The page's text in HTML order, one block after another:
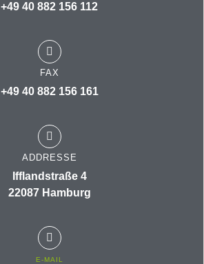
+49 40 882 156 112
FAX
+49 40 882 156 161
ADDRESSE
Ifflandstraße 4
22087 Hamburg
E-MAIL